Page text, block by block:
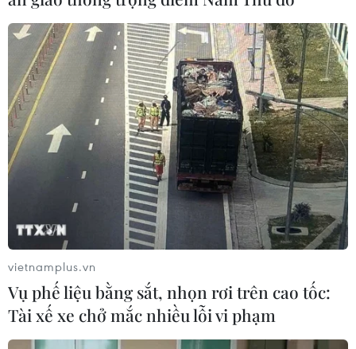
Bất chấp dịch COVID-19, đội tàu biển Việt
'cõng' hàng hóa tăng 12%
05/07/2021 02:04
Đội tàu mang cờ quốc tịch Việt Nam hiện vẫn đảm
nhận được gần 100% lượng hàng vận tải nội địa bằng
đường biển trước diễn biến của dịch COVID-19.
vietnamplus.vn
Vụ phế liệu bằng sắt, nhọn rơi trên cao tốc:
Tài xế xe chở mắc nhiều lỗi vi phạm